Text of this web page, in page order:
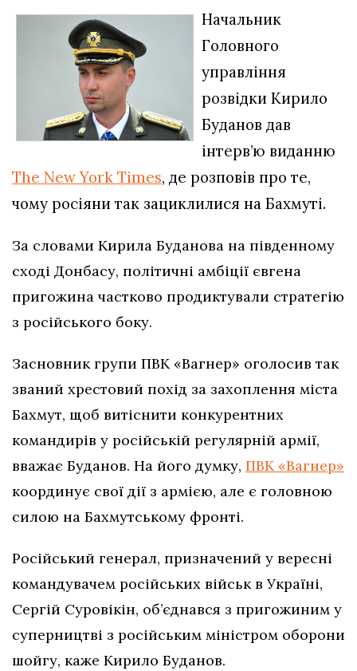
Начальник
Головного
управління
розвідки Кирило
Буданов дав
інтерв’ю виданню
The New York Times, де розповів про те,
чому росіяни так зациклилися на Бахмуті.
За словами Кирила Буданова на південному
сході Донбасу, політичні амбіції євгена
пригожина частково продиктували стратегію
з російського боку.
Засновник групи ПВК «Вагнер» оголосив так
званий хрестовий похід за захоплення міста
Бахмут, щоб витіснити конкурентних
командирів у російській регулярній армії,
вважає Буданов. На його думку, ПВК «Вагнер»
координує свої дії з армією, але є головною
силою на Бахмутському фронті.
Російський генерал, призначений у вересні
командувачем російських військ в Україні,
Сергій Суровікін, об’єднався з пригожиним у
суперництві з російським міністром оборони
шойгу, каже Кирило Буданов.